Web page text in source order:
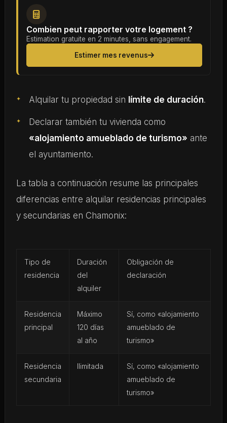
Combien peut rapporter votre logement ?
Estimation gratuite en 2 minutes, sans engagement.
Estimer mes revenus
Alquilar tu propiedad sin límite de duración.
Declarar también tu vivienda como
«alojamiento amueblado de turismo» ante
el ayuntamiento.
La tabla a continuación resume las principales
diferencias entre alquilar residencias principales
y secundarias en Chamonix:
Tipo de
residencia
Duración
del
alquiler
Obligación de
declaración
Residencia
principal
Máximo
120 días
al año
Sí, como «alojamiento
amueblado de
turismo»
Residencia
secundaria
Ilimitada
Sí, como «alojamiento
amueblado de
turismo»